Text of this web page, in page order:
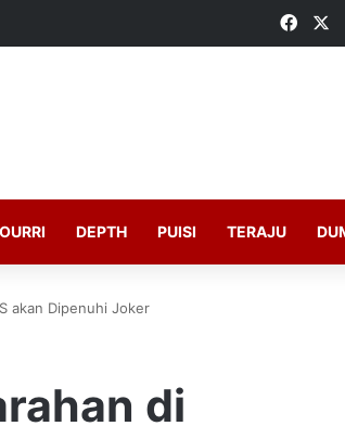
DEPTH PUISI TERAJU
akan Dipenuhi Joker
di